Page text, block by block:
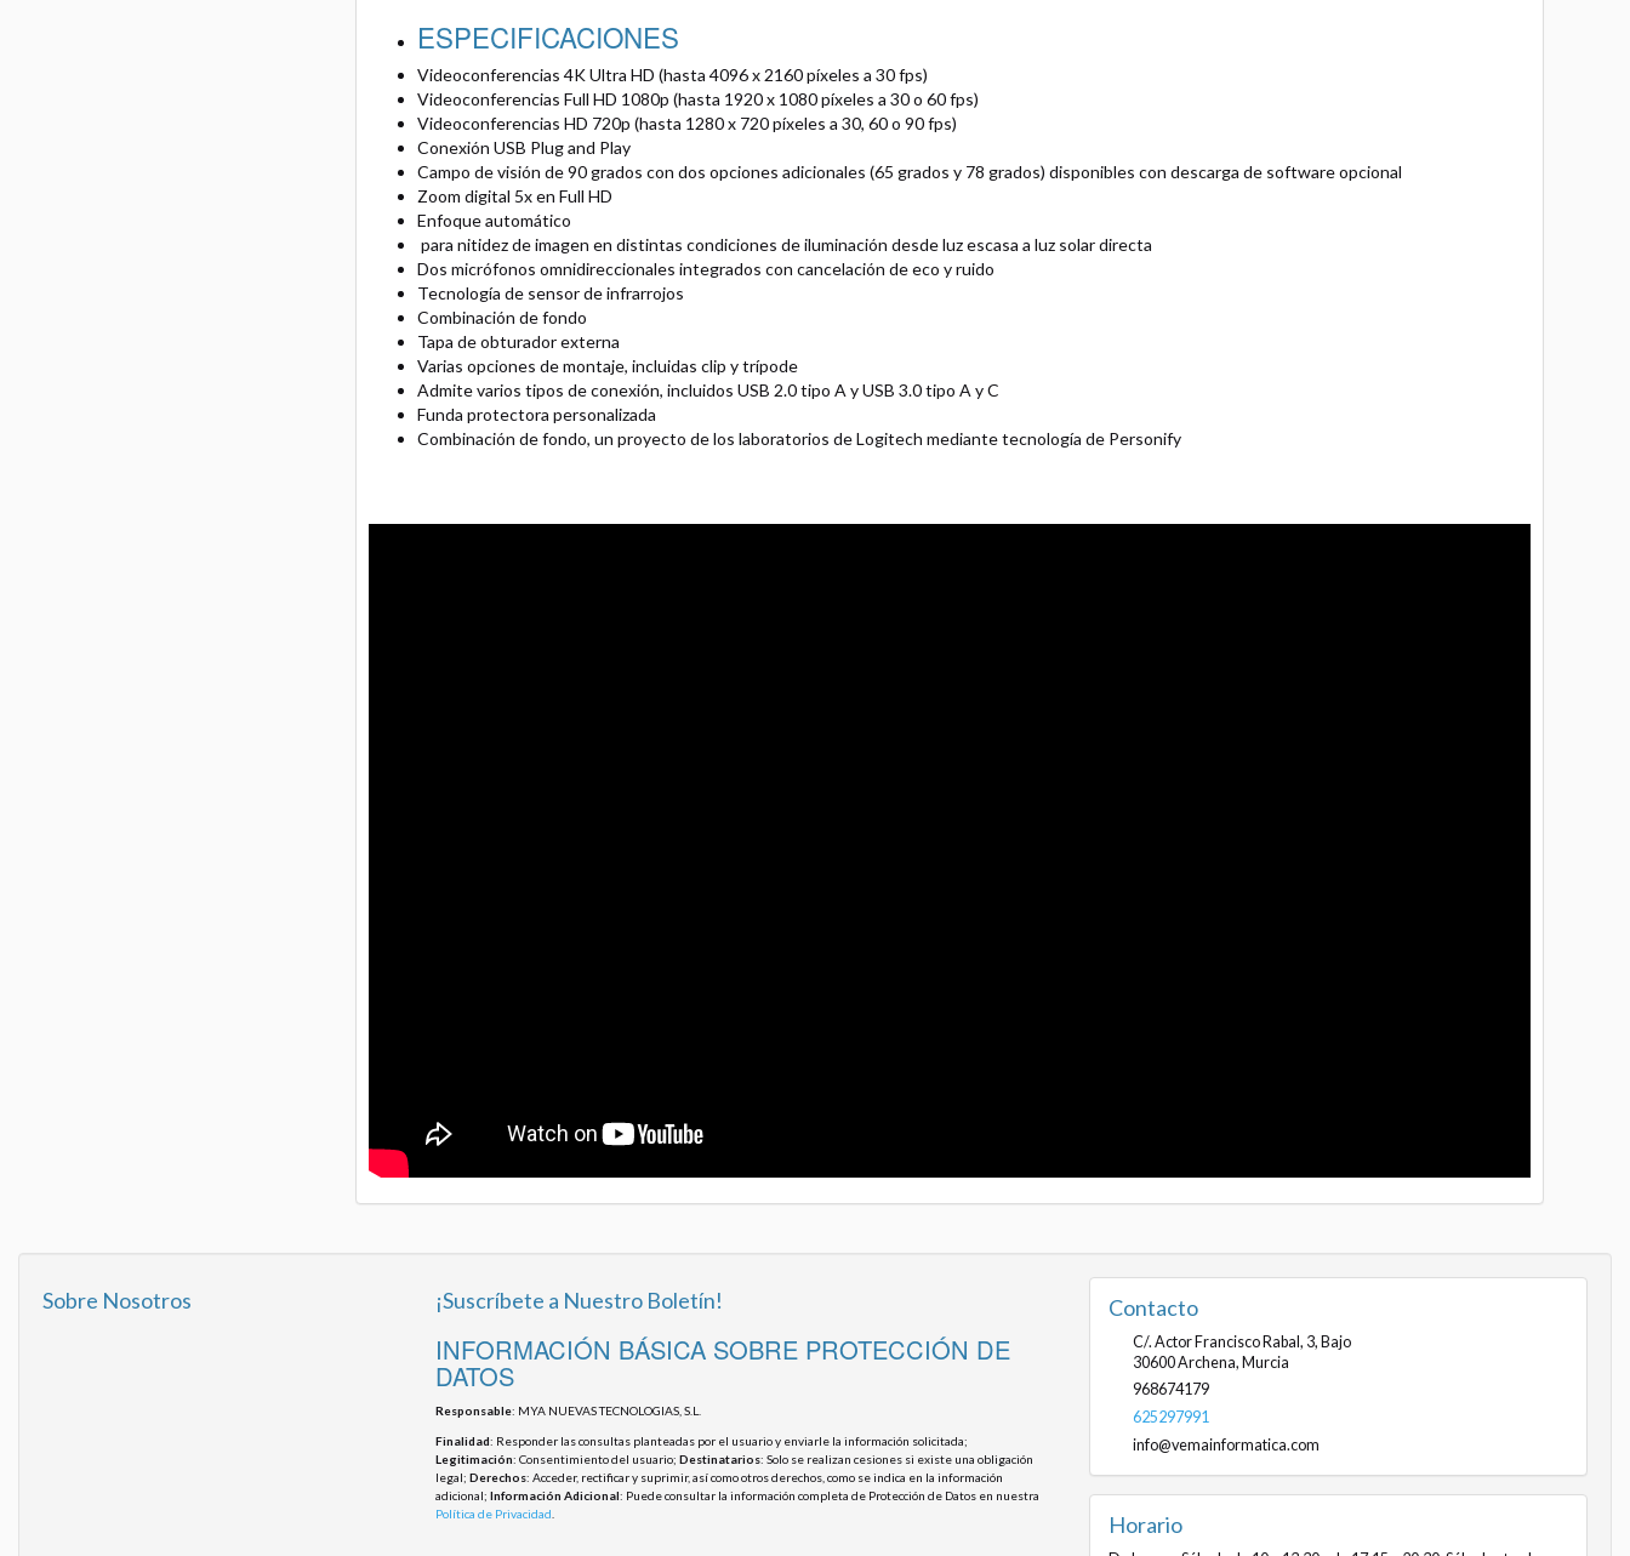
ESPECIFICACIONES
Videoconferencias 4K Ultra HD (hasta 4096 x 2160 píxeles a 30 fps)
Videoconferencias Full HD 1080p (hasta 1920 x 1080 píxeles a 30 o 60 fps)
Videoconferencias HD 720p (hasta 1280 x 720 píxeles a 30, 60 o 90 fps)
Conexión USB Plug and Play
Campo de visión de 90 grados con dos opciones adicionales (65 grados y 78 grados) disponibles con descarga de software opcional
Zoom digital 5x en Full HD
Enfoque automático
para nitidez de imagen en distintas condiciones de iluminación desde luz escasa a luz solar directa
Dos micrófonos omnidireccionales integrados con cancelación de eco y ruido
Tecnología de sensor de infrarrojos
Combinación de fondo
Tapa de obturador externa
Varias opciones de montaje, incluidas clip y trípode
Admite varios tipos de conexión, incluidos USB 2.0 tipo A y USB 3.0 tipo A y C
Funda protectora personalizada
Combinación de fondo, un proyecto de los laboratorios de Logitech mediante tecnología de Personify
Sobre Nosotros ¡Suscríbete a Nuestro Boletín!
INFORMACIÓN BÁSICA SOBRE PROTECCIÓN DE
DATOS
Responsable: MYA NUEVAS TECNOLOGIAS, S.L.
Finalidad: Responder las consultas planteadas por el usuario y enviarle la información solicitada;
Legitimación: Consentimiento del usuario; Destinatarios: Solo se realizan cesiones si existe una obligación
legal; Derechos: Acceder, rectificar y suprimir, así como otros derechos, como se indica en la información
adicional; Información Adicional: Puede consultar la información completa de Protección de Datos en nuestra
Política de Privacidad
Contacto
C/. Actor Francisco Rabal, 3, Bajo
30600Archena, Murcia
968674179
625297991
info@vemainformatica.com
Horario